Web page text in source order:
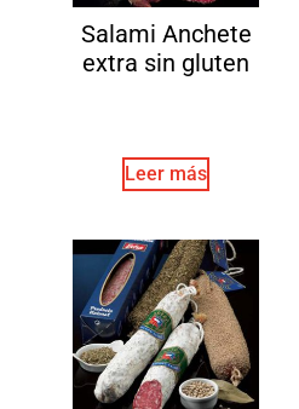
Salami Anchete
extra sin gluten
Leer más